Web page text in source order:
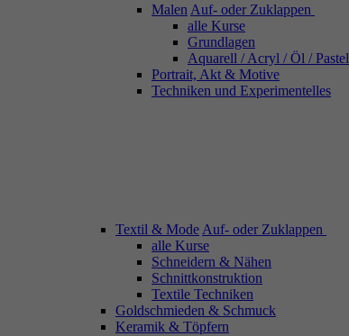
Malen Auf- oder Zuklappen
alle Kurse
Grundlagen
Aquarell / Acryl / Öl / Pastel
Portrait, Akt & Motive
Techniken und Experimentelles
Textil & Mode Auf- oder Zuklappen
alle Kurse
Schneidern & Nähen
Schnittkonstruktion
Textile Techniken
Goldschmieden & Schmuck
Keramik & Töpfern